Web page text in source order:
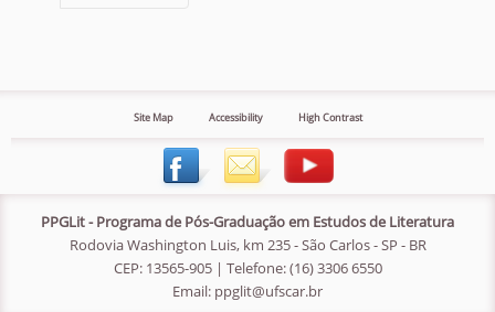
Site Map Accessibility High Contrast
PPGLit - Programa de Pós-Graduação em Estudos de Literatura
Rodovia Washington Luis, km 235 - São Carlos - SP - BR
CEP: 13565-905 | Telefone: (16) 3306 6550
Email: ppglit@ufscar.br